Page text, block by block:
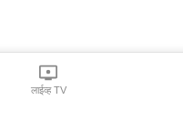
लाईव्ह TV